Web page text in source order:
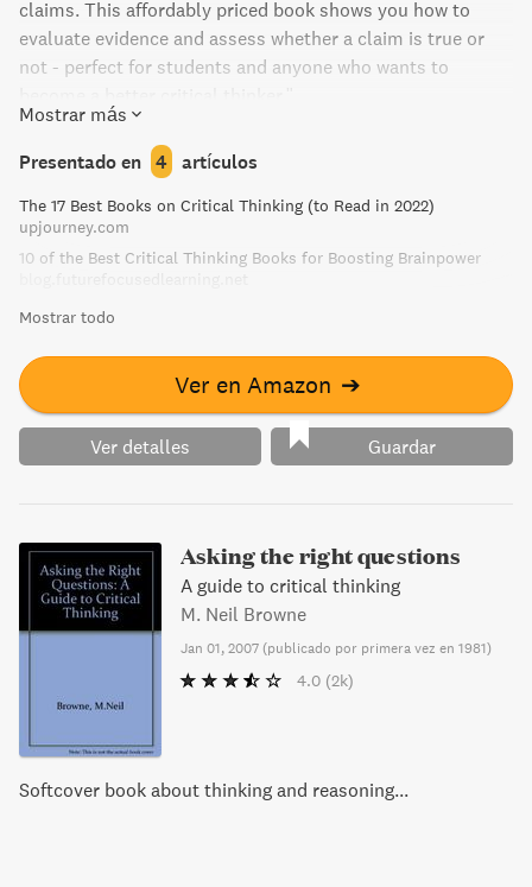
claims. This affordably priced book shows you how to
evaluate evidence and assess whether a claim is true or
not - perfect for students and anyone who wants to
Mostrar más
Presentado en 4 artículos
The 17 Best Books on Critical Thinking (to Read in 2022)
upjourney.com
10 of the Best Critical Thinking Books for Boosting Brainpower
Mostrar todo
Ver en Amazon ➔
Ver detalles Guardar
Asking the right questions
A guide to critical thinking
M. Neil Browne
Jan 01, 2007 (publicado por primera vez en 1981)
4.0 (2k)
Softcover book about thinking and reasoning...